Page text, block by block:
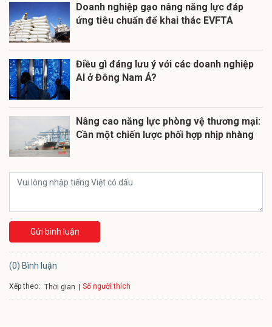
Doanh nghiệp gạo nâng năng lực đáp
ứng tiêu chuẩn để khai thác EVFTA
Điều gì đáng lưu ý với các doanh nghiệp
AI ở Đông Nam Á?
Nâng cao năng lực phòng vệ thương mại:
Cần một chiến lược phối hợp nhịp nhàng
Gửi bình luận
(0) Bình luận
Xếp theo: Thời gian Số người thích